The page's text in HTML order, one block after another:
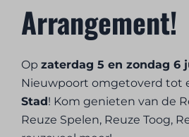
Arrangement!
Opzaterdag 5 en zondag 6
Nieuwpoort omgetoverd tot
Stad! Kom genieten van de
Reuze Spelen, Reuze Toog,